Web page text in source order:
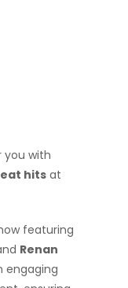
you with
hits at
featuring
Renan
engaging